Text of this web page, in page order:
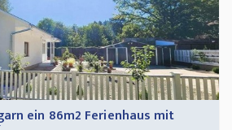
ein 86m2 Ferienhaus mit